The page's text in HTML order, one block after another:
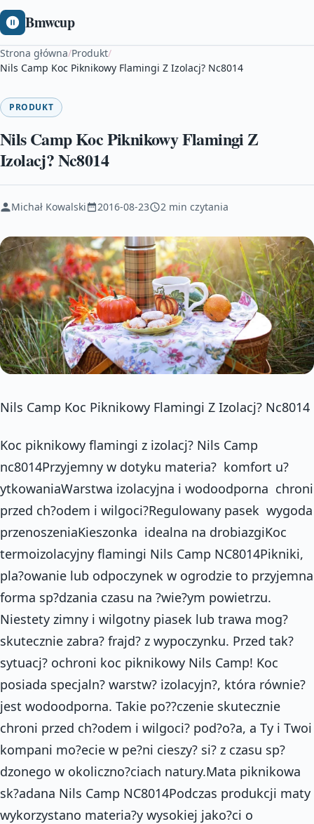
Bmwcup
Strona główna/Produkt/
Nils Camp Koc Piknikowy Flamingi Z Izolacj? Nc8014
PRODUKT
Nils Camp Koc Piknikowy Flamingi Z
Izolacj? Nc8014
Michał Kowalski 2016-08-23 2 min czytania
Nils Camp Koc Piknikowy Flamingi Z Izolacj? Nc8014
Koc piknikowy flamingi z izolacj? Nils Camp
nc8014Przyjemny w dotyku materia?  komfort u?
ytkowaniaWarstwa izolacyjna i wodoodporna  chroni
przed ch?odem i wilgoci?Regulowany pasek  wygoda
przenoszeniaKieszonka  idealna na drobiazgiKoc
termoizolacyjny flamingi Nils Camp NC8014Pikniki,
pla?owanie lub odpoczynek w ogrodzie to przyjemna
forma sp?dzania czasu na ?wie?ym powietrzu.
Niestety zimny i wilgotny piasek lub trawa mog?
skutecznie zabra? frajd? z wypoczynku. Przed tak?
sytuacj? ochroni koc piknikowy Nils Camp! Koc
posiada specjaln? warstw? izolacyjn?, która równie?
jest wodoodporna. Takie po??czenie skutecznie
chroni przed ch?odem i wilgoci? pod?o?a, a Ty i Twoi
kompani mo?ecie w pe?ni cieszy? si? z czasu sp?
dzonego w okoliczno?ciach natury.Mata piknikowa
sk?adana Nils Camp NC8014Podczas produkcji maty
wykorzystano materia?y wysokiej jako?ci o